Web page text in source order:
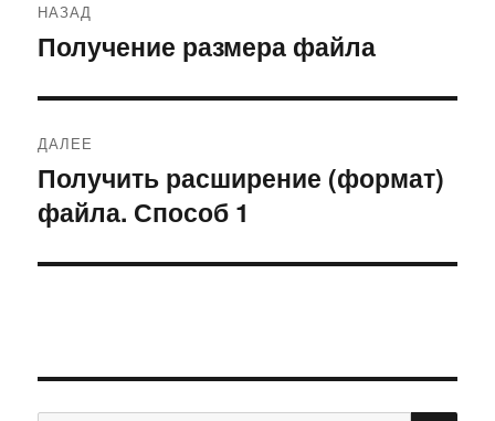
по
НАЗАД
Предыдущая
Получение размера файла
ДАЛЕЕ
Следующая
запись:
Получить расширение (формат)
файла. Способ 1